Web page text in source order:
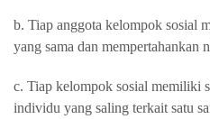
b. Tiap anggota kelompok sosial
yang sama dan mempertahankan
c. Tiap kelompok sosial memiliki
individu yang saling terkait satu